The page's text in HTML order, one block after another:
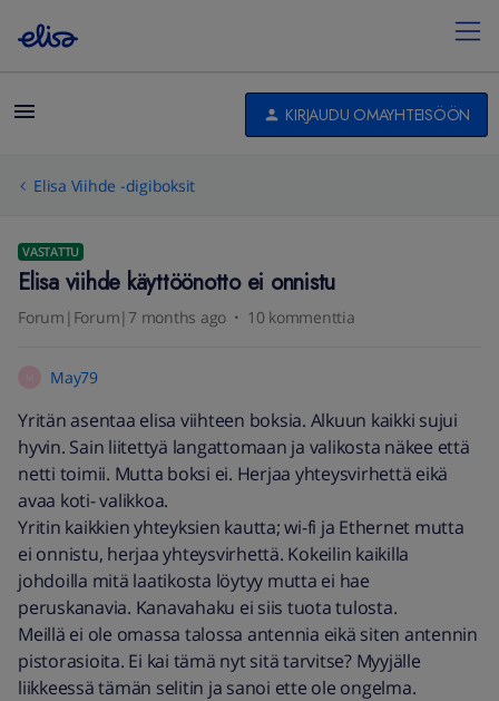
KIRJAUDU OMAYHTEISÖÖN
Elisa Viihde -digiboksit
VASTATTU
Elisa viihde käyttöönotto ei onnistu
Forum|Forum|7 months ago 10 kommenttia
May79
Yritän asentaa elisa viihteen boksia. Alkuun kaikki sujui
hyvin. Sain liitettyä langattomaan ja valikosta näkee että
netti toimii. Mutta boksi ei. Herjaa yhteysvirhettä eikä
avaa koti- valikkoa.
Yritin kaikkien yhteyksien kautta; wi-fi ja Ethernet mutta
ei onnistu, herjaa yhteysvirhettä. Kokeilin kaikilla
johdoilla mitä laatikosta löytyy mutta ei hae
peruskanavia. Kanavahaku ei siis tuota tulosta.
Meillä ei ole omassa talossa antennia eikä siten antennin
pistorasioita. Ei kai tämä nyt sitä tarvitse? Myyjälle
liikkeessä tämän selitin ja sanoi ette ole ongelma.